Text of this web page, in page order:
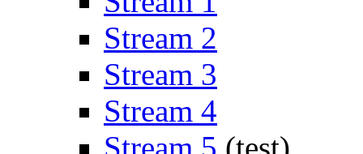
Stream 2
Stream 3
Stream 4
Stream 5 (test)